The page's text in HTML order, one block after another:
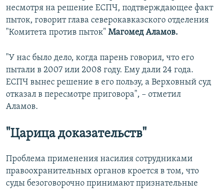
несмотря на решение ЕСПЧ, подтверждающее факт
пыток, говорит глава северокавказского отделения
"Комитета против пыток" Магомед Аламов.
"У нас было дело, когда парень говорил, что его
пытали в 2007 или 2008 году. Ему дали 24 года.
ЕСПЧ вынес решение в его пользу, а Верховный суд
отказал в пересмотре приговора", – отметил
Аламов.
"Царица доказательств"
Проблема применения насилия сотрудниками
правоохранительных органов кроется в том, что
суды безоговорочно принимают признательные